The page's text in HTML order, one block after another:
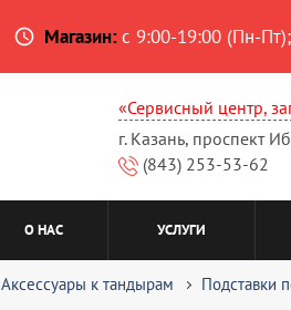
access_time Магазин:с 9:00-19:00 (Пн-
«Сервисный центр,
г. Казань, проспект
(843) 253-53-62
О НАС УСЛУГИ
Аксессуары к тандырам Подставки